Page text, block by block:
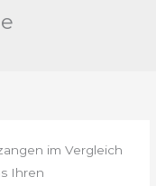
im Vergleich
Ihren